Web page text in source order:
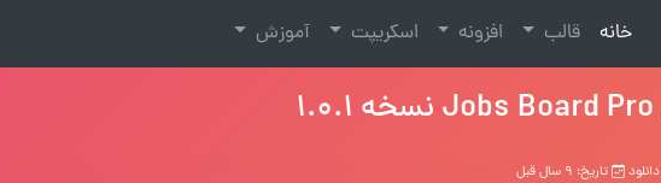
خانه
(current) قالب افزونه اسکریپت آموزش
تاریخ: ۹ سال قبل